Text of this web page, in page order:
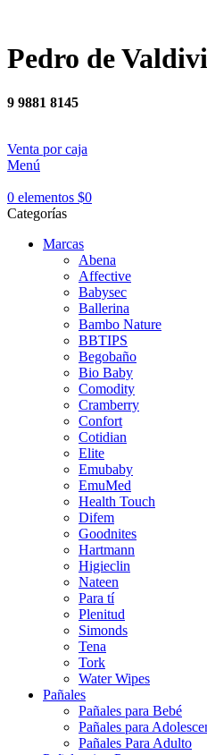
Pedro de
9 9881 8145
Venta por caja
Menú
0 elementos $0
Categorías
Marcas
Abena
Affective
Babysec
Ballerina
Bambo Nature
BBTIPS
Begobaño
Bio Baby
Comodity
Cramberry
Confort
Cotidian
Elite
Emubaby
EmuMed
Health Touch
Difem
Goodnites
Hartmann
Higieclin
Nateen
Para tí
Plenitud
Simonds
Tena
Tork
Water Wipes
Pañales
Pañales para Bebé
Pañales para
Pañales Para Adulto